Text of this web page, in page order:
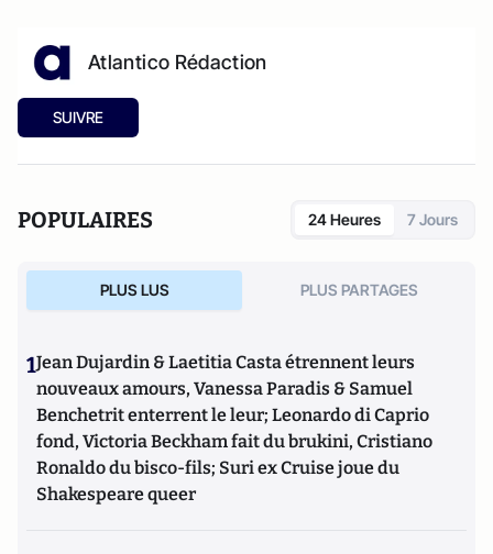
Atlantico Rédaction
SUIVRE
POPULAIRES 24 Heures 7 Jours
PLUS LUS PLUS PARTAGES
1Jean Dujardin & Laetitia Casta étrennent leurs
nouveaux amours, Vanessa Paradis & Samuel
Benchetrit enterrent le leur; Leonardo di Caprio
fond, Victoria Beckham fait du brukini, Cristiano
Ronaldo du bisco-fils; Suri ex Cruise joue du
Shakespeare queer